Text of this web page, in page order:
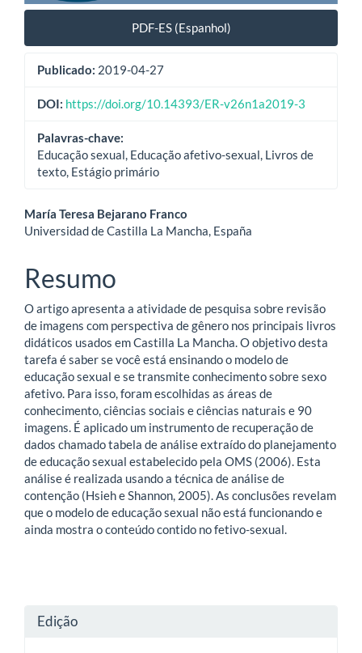
PDF-ES (Espanhol)
Publicado: 2019-04-27
DOI: https://doi.org/10.14393/ER-v26n1a2019-3
Palavras-chave:
Educação sexual, Educação afetivo-sexual, Livros de
texto, Estágio primário
Conteúdo
artigo
principal
María Teresa Bejarano Franco
Universidad de Castilla La Mancha, España
Resumo
O artigo apresenta a atividade de pesquisa sobre revisão
de imagens com perspectiva de gênero nos principais livros
didáticos usados em Castilla La Mancha. O objetivo desta
tarefa é saber se você está ensinando o modelo de
educação sexual e se transmite conhecimento sobre sexo
afetivo. Para isso, foram escolhidas as áreas de
conhecimento, ciências sociais e ciências naturais e 90
imagens. É aplicado um instrumento de recuperação de
dados chamado tabela de análise extraído do planejamento
de educação sexual estabelecido pela OMS (2006). Esta
análise é realizada usando a técnica de análise de
contenção (Hsieh e Shannon, 2005). As conclusões revelam
que o modelo de educação sexual não está funcionando e
ainda mostra o conteúdo contido no fetivo-sexual.
Detalhes
Edição